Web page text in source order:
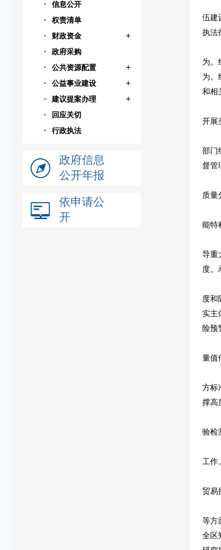
信息公开
权责清单
财政资金
+
政府采购
公共资源配置
+
公益事业建设 +
建议提案办理 +
回应关切
行政执法
政府信息
公开年报
依申请公
开
伍建
执法
为。
为。
和相
开展
部门
督管
质量
能特
导重
度。
度和
实主
险预
量值
方标
撑高
验检
工作
贸易
等方
全区